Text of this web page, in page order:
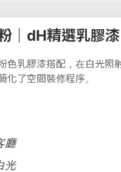
｜dH精選乳膠漆
色乳膠漆搭配，在白光照
化了空間裝修程序。
廳
光